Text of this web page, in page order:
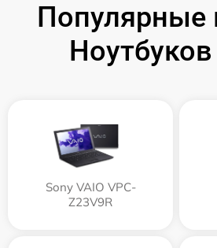
Популярные
Sony VAIO VPC-
Z23V9R